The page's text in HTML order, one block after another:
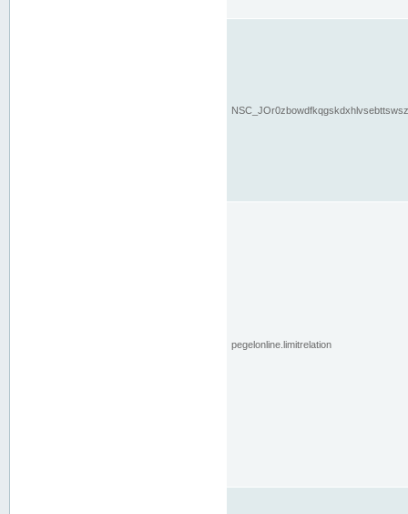
pegelonline.limitrelation